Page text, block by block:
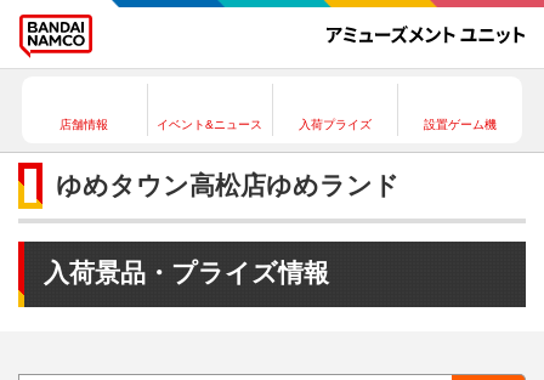
店舗情報 イベント&ニュース 入荷プライズ 設置ゲーム機
ゆめタウン高松店ゆめランド
入荷景品・プライズ情報